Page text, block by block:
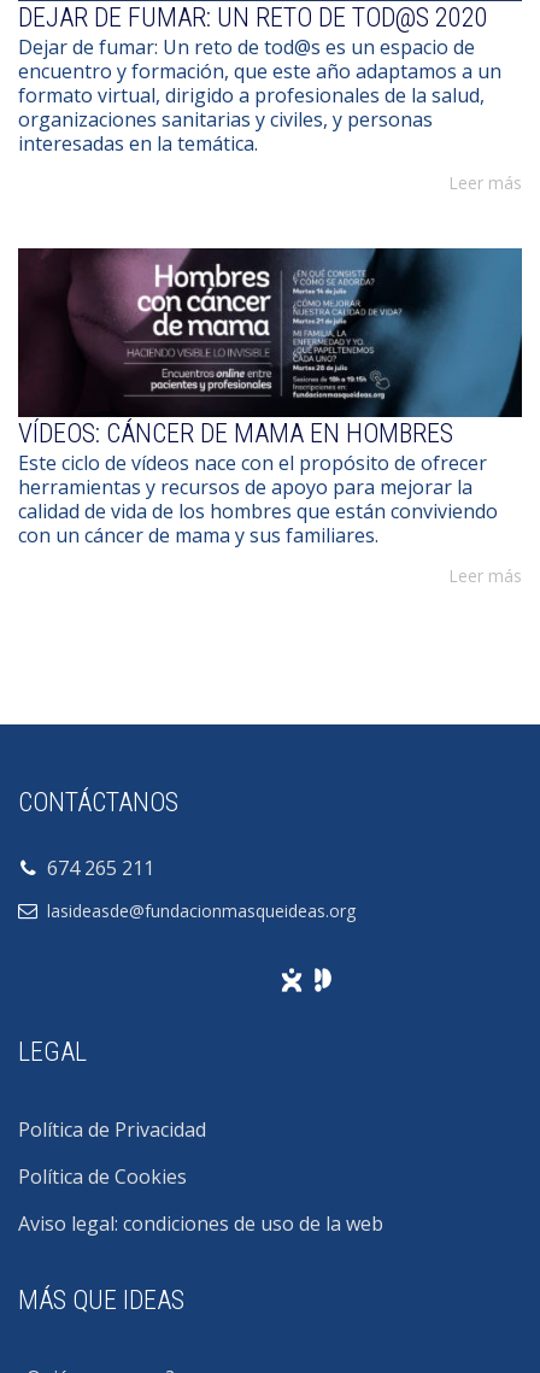
DEJAR DE FUMAR: UN RETO DE TOD@S 2020
Dejar de fumar: Un reto de tod@s es un espacio de
encuentro y formación, que este año adaptamos a un
formato virtual, dirigido a profesionales de la salud,
organizaciones sanitarias y civiles, y personas
interesadas en la temática.
Leer más
VÍDEOS: CÁNCER DE MAMA EN HOMBRES
Este ciclo de vídeos nace con el propósito de ofrecer
herramientas y recursos de apoyo para mejorar la
calidad de vida de los hombres que están conviviendo
con un cáncer de mama y sus familiares.
Leer más
CONTÁCTANOS
674 265 211
lasideasde@fundacionmasqueideas.org
LEGAL
Política de Privacidad
Política de Cookies
Aviso legal: condiciones de uso de la web
MÁS QUE IDEAS